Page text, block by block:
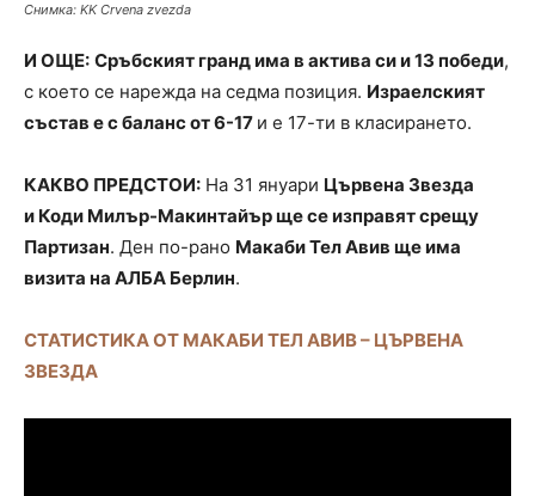
Снимка: KK Crvena zvezda
И ОЩЕ: Сръбският гранд има в актива си и 13 победи,
с което се нарежда на седма позиция. Израелският
състав е с баланс от 6-17 и е 17-ти в класирането.
КАКВО ПРЕДСТОИ: На 31 януари Цървена Звезда
и Коди Милър-Макинтайър ще се изправят срещу
Партизан. Ден по-рано Макаби Тел Авив ще има
визита на АЛБА Берлин.
СТАТИСТИКА ОТ МАКАБИ ТЕЛ АВИВ – ЦЪРВЕНА
ЗВЕЗДА